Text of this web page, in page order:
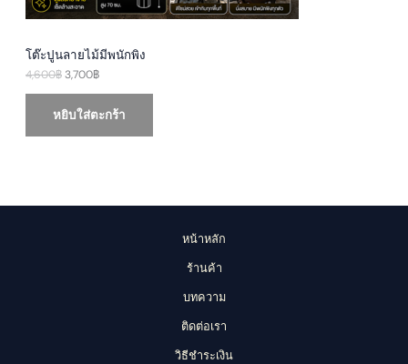
S
โต๊ะปูนลายไม้มีพนักพิง
4,600฿
6
฿
3,700฿
0
หยิบใส่ตะกร้า
หน้าหลัก
ร้านค้า
บทความ
ติดต่อเรา
วิธีชำระเงิน